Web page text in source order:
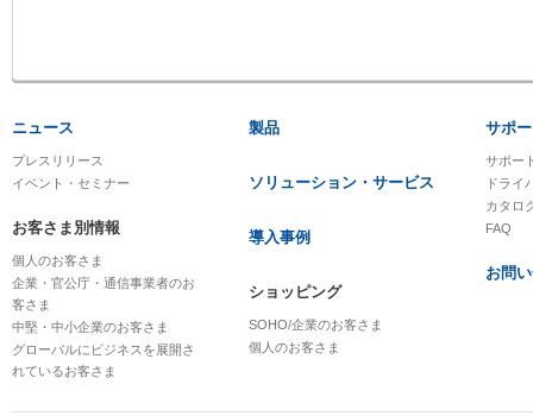
ニュース
プレスリリース
イベント・セミナー
お客さま別情報
個人のお客さま
企業・官公庁・通信事業者のお
客さま
中堅・中小企業のお客さま
グローバルにビジネスを展開さ
れているお客さま
製品
ソリューション・サービス
導入事例
ショッピング
SOHO/企業のお客さま
個人のお客さま
サポ
サポー
ドライ
カタロ
FAQ
お問